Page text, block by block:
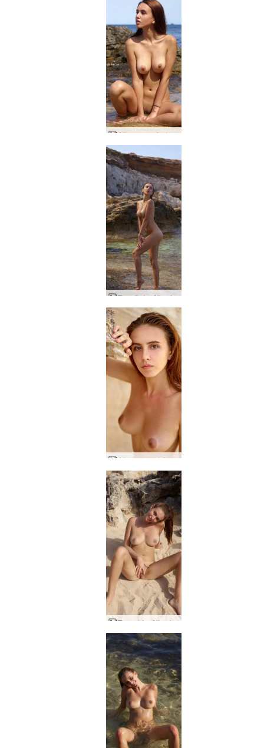
Alisa παραθαλάσσια
Συνεδρία Alisa Ibiza
Alisa φυσικό θαύμα
Παραλία Alisa Ibiza